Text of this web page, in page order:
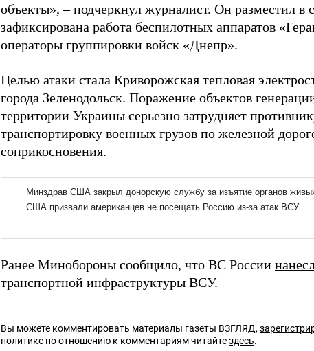
объекты», – подчеркнул журналист. Он разместил в
зафиксирована работа беспилотных аппаратов
операторы группировки войск «Днепр».
Целью атаки стала Криворожская тепловая
города Зеленодольск. Поражение объектов
территории Украины серьезно затрудняет
транспортировку военных грузов по железной
соприкосновения.
Ранее Минобороны сообщило, что ВС России
транспортной инфраструктуры ВСУ.
Вы можете комментировать материалы газеты ВЗГЛЯД,
политике по отношению к комментариям читайтездесь.